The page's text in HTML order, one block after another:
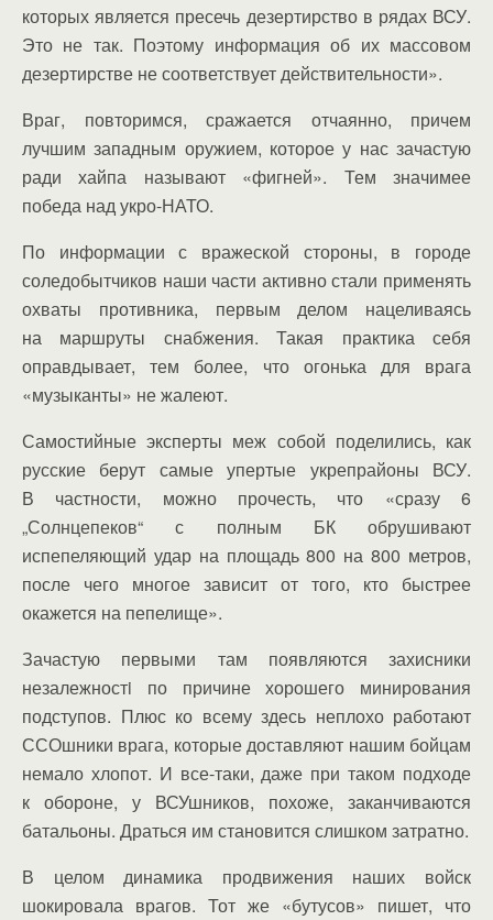
которых является пресечь дезертирство в рядах ВСУ.
Это не так. Поэтому информация об их массовом
дезертирстве не соответствует действительности».
Враг, повторимся, сражается отчаянно, причем
лучшим западным оружием, которое у нас зачастую
ради хайпа называют «фигней». Тем значимее
победа над укро-НАТО.
По информации с вражеской стороны, в городе
соледобытчиков наши части активно стали применять
охваты противника, первым делом нацеливаясь
на маршруты снабжения. Такая практика себя
оправдывает, тем более, что огонька для врага
«музыканты» не жалеют.
Самостийные эксперты меж собой поделились, как
русские берут самые упертые укрепрайоны ВСУ.
В частности, можно прочесть, что «сразу 6
„Солнцепеков“ с полным БК обрушивают
испепеляющий удар на площадь 800 на 800 метров,
после чего многое зависит от того, кто быстрее
окажется на пепелище».
Зачастую первыми там появляются захисники
незалежностi по причине хорошего минирования
подступов. Плюс ко всему здесь неплохо работают
ССОшники врага, которые доставляют нашим бойцам
немало хлопот. И все-таки, даже при таком подходе
к обороне, у ВСУшников, похоже, заканчиваются
батальоны. Драться им становится слишком затратно.
В целом динамика продвижения наших войск
шокировала врагов. Тот же «бутусов» пишет, что